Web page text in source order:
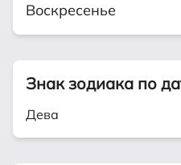
Воскресенье
Знак зодиака по
Дева